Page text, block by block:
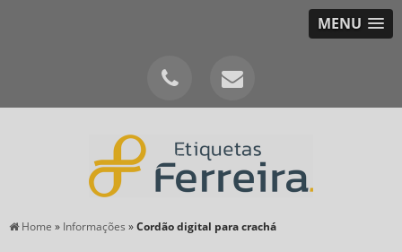
MENU
Home » Informações »Cordão digital para crachá